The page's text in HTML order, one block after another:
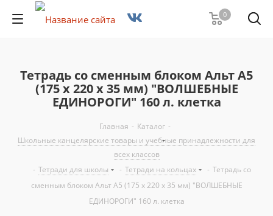
0
Тетрадь со сменным блоком Альт А5
(175 х 220 х 35 мм) "ВОЛШЕБНЫЕ
ЕДИНОРОГИ" 160 л. клетка
Главная - Каталог -
Школьные канцелярские товары и учебные принадлежности для
всех классов
- Тетради для школы - Тетради на кольцах - Тетрадь со
сменным блоком Альт А5 (175 х 220 х 35 мм) "ВОЛШЕБНЫЕ
ЕДИНОРОГИ" 160 л. клетка